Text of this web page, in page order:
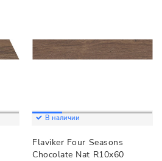
В наличии
Flaviker Four Seasons
Chocolate Nat R10x60